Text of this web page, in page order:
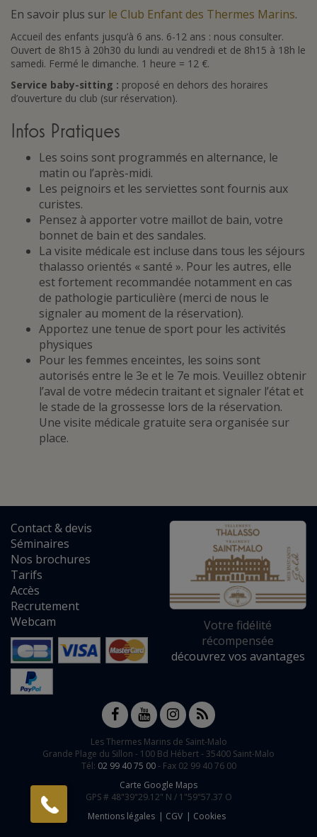
En savoir plus sur le Club Enfant des Thermes Marins.
Accueil des enfants jusqu’à 6 ans. 6-12 ans : nous consulter.
Ouvert de 8h15 à 20h30 du lundi au vendredi et de 8h15 à 18h le
samedi. Fermé le dimanche. 1 heure = 12 €.
Service baby-sitting : proposé en dehors des horaires
d’ouverture du club (sur réservation).
Infos Pratiques
Les soins sont programmés en alternance, le
matin ou l’après-midi.
Les peignoirs et les serviettes sont fournis aux
curistes.
Pensez à apporter votre maillot de bain, votre
bonnet de bain et des sandales.
La visite médicale est incluse dans tous les séjours
thalasso orientés « santé ». Pour les autres, elle
est fortement recommandée notamment en cas
de pathologie particulière (merci de nous le
signaler au moment de la réservation).
Apportez une tenue de sport pour les activités
physiques
Pour les femmes enceintes, les soins sont
autorisés entre le 3e et le 7e mois. Veuillez obtenir
l’aval de votre médecin traitant et signaler l’état et
le stade de la grossesse lors de la réservation.
Une visite médicale gratuite sera organisée sur
place.
Contact&devis
Séminaires
Nos brochures
Tarifs
Accès
Recrutement
Webcam
Votre fidélité
récompensée
découvrez vos avantages
Les Thermes Marins de Saint-Malo
Grande Plage du Sillon - 100 Bd Hébert- 35400 Saint-Malo
Tél: 02 99 40 75 00- Fax 02 99 40 76 00
Carte Google Maps
GPS # 48"39"29.12" N / 1"59"57.37 O
Mentions légales
CGV Cookies